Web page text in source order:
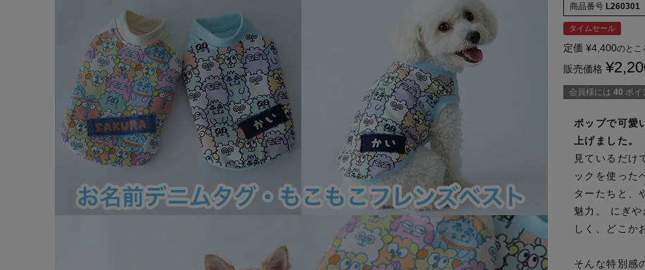
商品番号 L260301
タイムセール
定価 ¥4,400のとこ
販売価格 ¥
会員様には 40 ポイ
ポップで可愛
上げました。
見ているだけ
ックを使った
ターたちと、
魅力。 にぎ
しく、どこか
そんな特別感